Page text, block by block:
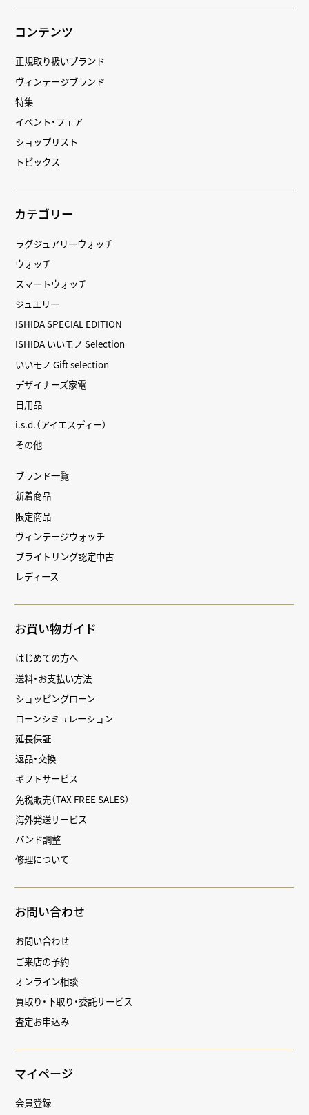
コンテンツ
正規取り扱いブランド
ヴィンテージブランド
特集
イベント・フェア
ショップリスト
トピックス
カテゴリー
ラグジュアリーウォッチ
ウォッチ
スマートウォッチ
ジュエリー
ISHIDA SPECIAL EDITION
ISHIDA いいモノ Selection
いいモノ Gift selection
デザイナーズ家電
日用品
i.s.d.（アイエスディー）
その他
ブランド一覧
新着商品
限定商品
ヴィンテージウォッチ
ブライトリング認定中古
レディース
お買い物ガイド
はじめての方へ
送料・お支払い方法
ショッピングローン
ローンシミュレーション
延長保証
返品・交換
ギフトサービス
免税販売（TAX FREE SALES）
海外発送サービス
バンド調整
修理について
お問い合わせ
お問い合わせ
ご来店の予約
オンライン相談
買取り・下取り・委託サービス
査定お申込み
マイページ
会員登録